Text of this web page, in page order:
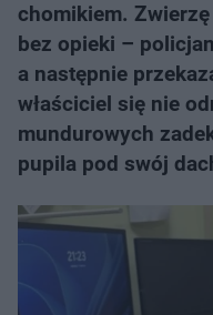
chomikiem.
bez opieki –
a następnie
właściciel się nie
mundurowych
pupila pod swój